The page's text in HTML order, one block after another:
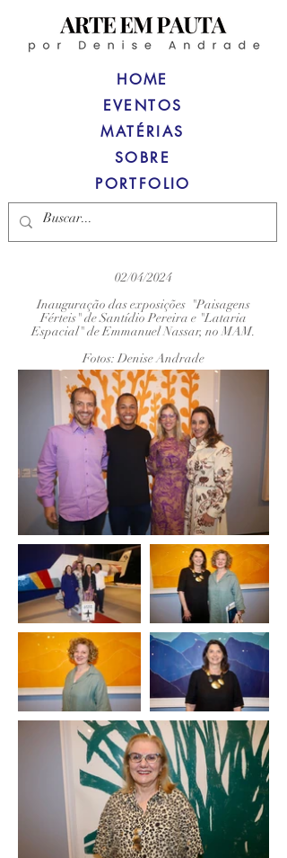
HOME
MATÉRIAS
SOBRE
PORTFOLIO
EVENTOS
02/04/2024
Inauguração das exposições "Paisagens
Férteis" de Santídio Pereira e "Lataria
Espacial" de Emmanuel Nassar, no MAM.
Fotos: Denise Andrade